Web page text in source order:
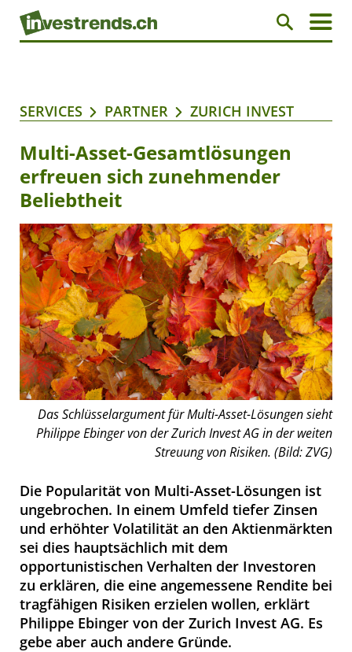
SERVICES PARTNER ZURICH INVEST
Multi-Asset-Gesamtlösungen
erfreuen sich zunehmender
Beliebtheit
Das Schlüsselargument für Multi-Asset-Lösungen sieht
Philippe Ebinger von der Zurich Invest AG in der weiten
Streuung von Risiken. (Bild: ZVG)
Die Popularität von Multi-Asset-Lösungen ist
ungebrochen. In einem Umfeld tiefer Zinsen
und erhöhter Volatilität an den Aktienmärkten
sei dies hauptsächlich mit dem
opportunistischen Verhalten der Investoren
zu erklären, die eine angemessene Rendite bei
tragfähigen Risiken erzielen wollen, erklärt
Philippe Ebinger von der Zurich Invest AG. Es
gebe aber auch andere Gründe.